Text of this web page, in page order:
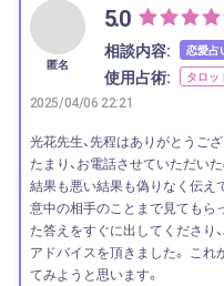
匿名
5.0
相談内容: 恋愛占
使用占術: タロッ
2025/04/06 22:21
光花先生、先程はありがとうご
たまり、お電話させていただい
結果も悪い結果も偽りなく伝え
意中の相手のことまで見てもら
た答えをすぐに出してくださり
アドバイスを頂きました。 これ
てみようと思います。